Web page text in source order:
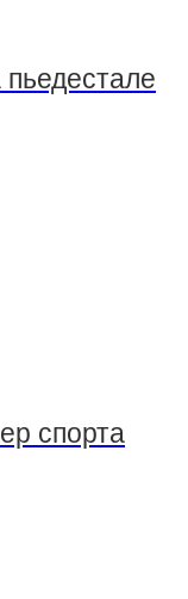
спорта